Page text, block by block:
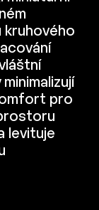
kruhového
pro
levituje